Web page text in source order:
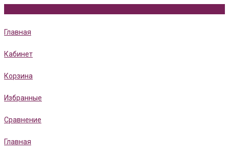
Главная
Кабинет
Корзина
Избранные
Сравнение
Главная